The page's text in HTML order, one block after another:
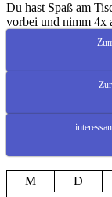
Du hast Spaß am
vorbei und nimm 4x
M
D